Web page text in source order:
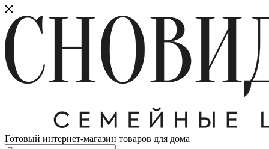
Готовый интернет-магазин товаров для дома